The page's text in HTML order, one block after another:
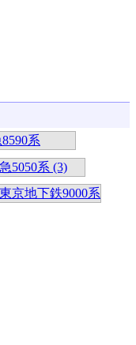
系
5050系 (3)
東京地下鉄9000系